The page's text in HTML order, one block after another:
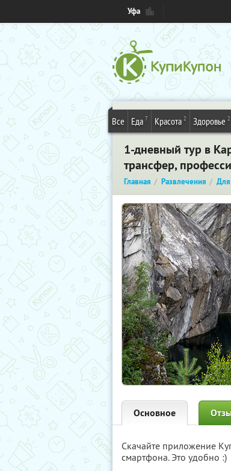
Уфа
Все Еда 7 Красота 2 Здоровье 2
1-дневный тур в
трансфер,
Главная Развлечения Для
Основное
Скачайте приложение
смартфона. Это удобно :)